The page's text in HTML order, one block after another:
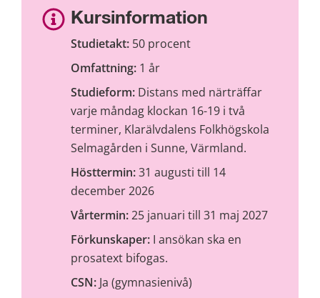
Kursinformation
Studietakt: 50 procent
Omfattning: 1 år
Studieform: Distans med närträffar
varje måndag klockan 16-19 i två
terminer, Klarälvdalens Folkhögskola
Selmagården i Sunne, Värmland.
Hösttermin: 31 augusti till 14
december 2026
Vårtermin: 25 januari till 31 maj 2027
Förkunskaper: I ansökan ska en
prosatext bifogas.
CSN: Ja (gymnasienivå)